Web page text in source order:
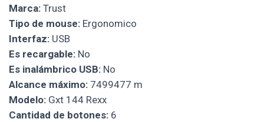
Marca: Trust
Tipo de mouse: Ergonomico
Interfaz: USB
Es recargable: No
Es inalámbrico USB: No
Alcance máximo: 7499477 m
Modelo: Gxt 144 Rexx
Cantidad de botones: 6